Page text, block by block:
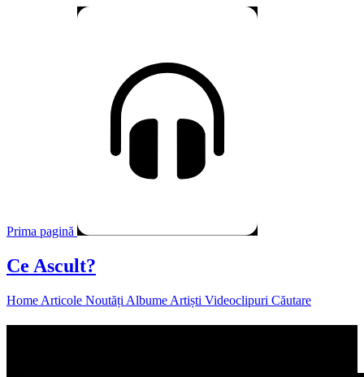
Prima pagină
Ce Ascult?
Home Articole Noutăți Albume Artiști Videoclipuri Căutare